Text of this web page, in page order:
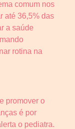
comum nos
até 36,5% das
a saúde
rotina na
promover o
é por
o pediatra.